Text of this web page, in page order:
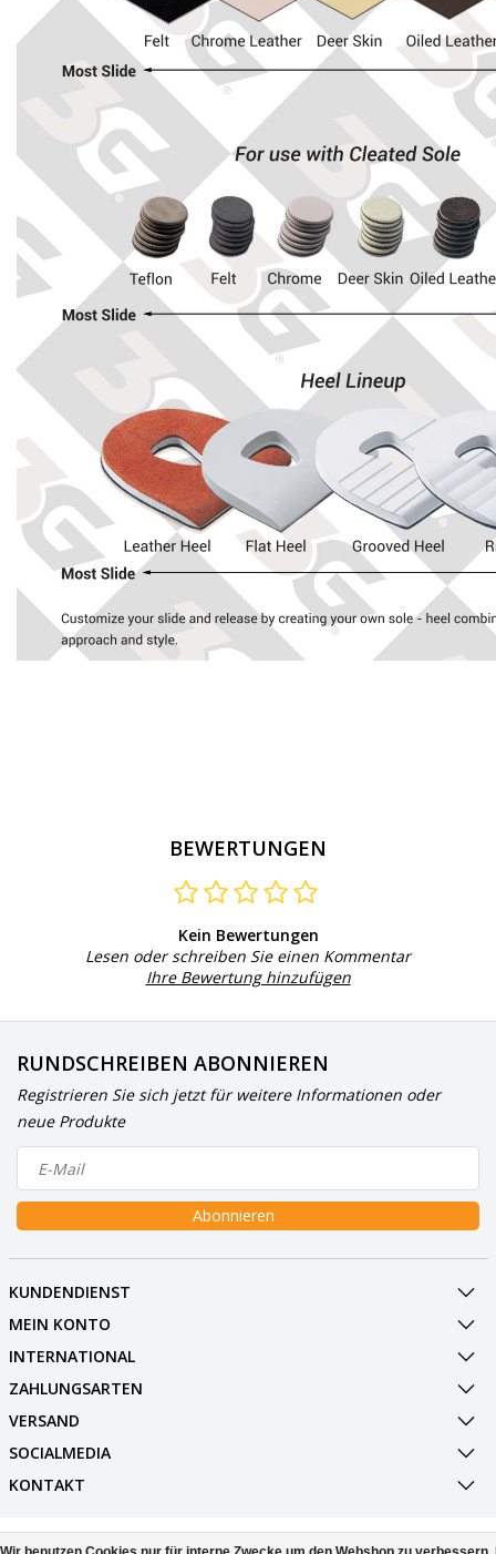
BEWERTUNGEN
Kein Bewertungen
Lesen oder schreiben Sie einen Kommentar
Ihre Bewertung hinzufügen
RUNDSCHREIBEN ABONNIEREN
Registrieren Sie sich jetzt für weitere Informationen oder
neue Produkte
Abonnieren
KUNDENDIENST
MEIN KONTO
INTERNATIONAL
ZAHLUNGSARTEN
VERSAND
SOCIALMEDIA
KONTAKT
© Copyright 2026 BowlingShopEurope